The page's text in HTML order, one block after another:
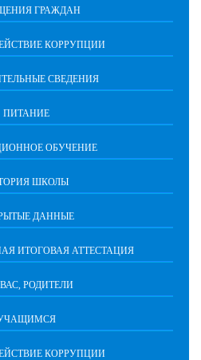
ГРАЖДАН
КОРРУПЦИИ
СВЕДЕНИЯ
ПИТАНИЕ
ОБУЧЕНИЕ
ШКОЛЫ
ДАННЫЕ
ИТОГОВАЯ АТТЕСТАЦИЯ
РОДИТЕЛИ
КОРРУПЦИИ